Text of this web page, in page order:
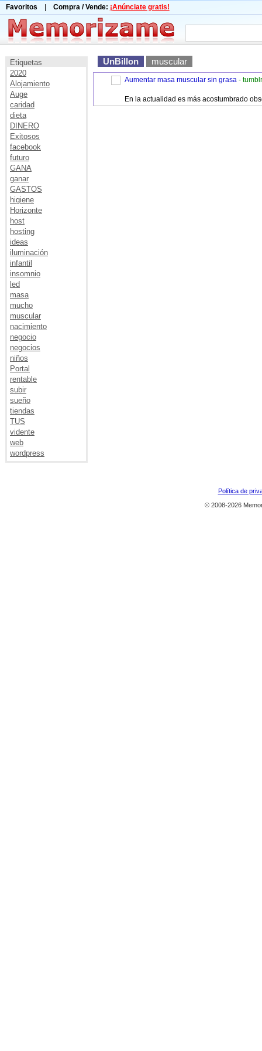
Favoritos Compra / Vende: ¡Anúnciate gratis!
Etiquetas
2020
Alojamiento
Auge
caridad
dieta
DINERO
Exitosos
facebook
futuro
GANA
ganar
GASTOS
higiene
Horizonte
host
hosting
ideas
iluminación
infantil
insomnio
led
masa
mucho
muscular
nacimiento
negocio
negocios
niños
Portal
rentable
subir
sueño
tiendas
TUS
vidente
web
wordpress
UnBillon muscular
Aumentar masa muscular sin grasa -
En la actualidad es más acostumbrado
Política de
© 2008-2026